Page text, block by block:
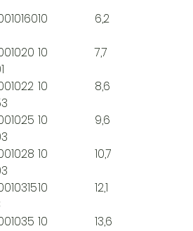
10 6,2
10 7,7
10 8,6
10 9,6
10 10,7
10 12,1
10 13,6